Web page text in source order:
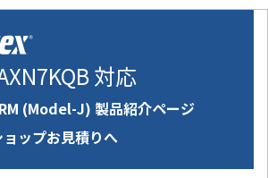
対応
(Model-J) 製品紹介ページ
ップお見積りへ